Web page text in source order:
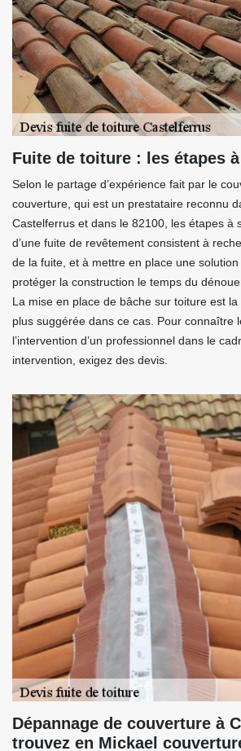
Fuite de toiture : les étapes
Selon le partage d’expérience fait par le
couverture, qui est un prestataire reconnu
Castelferrus et dans le 82100, les étapes à
d’une fuite de revêtement consistent à
de la fuite, et à mettre en place une
protéger la construction le temps du
La mise en place de bâche sur toiture est
plus suggérée dans ce cas. Pour connaître
l’intervention d’un professionnel dans le
intervention, exigez des devis.
Dépannage de couverture à
trouvez en Mickael